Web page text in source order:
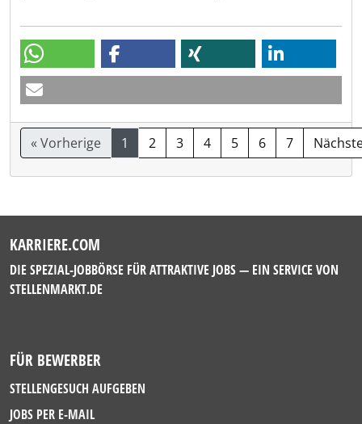
« Vorherige 1 2 3 4 5 6 7
KARRIERE.COM
DIE SPEZIAL-JOBBÖRSE FÜR ATTRAKTIVE JOBS — EIN SERVICE VON
STELLENMARKT.DE
FÜR BEWERBER
STELLENGESUCH AUFGEBEN
JOBS PER E-MAIL